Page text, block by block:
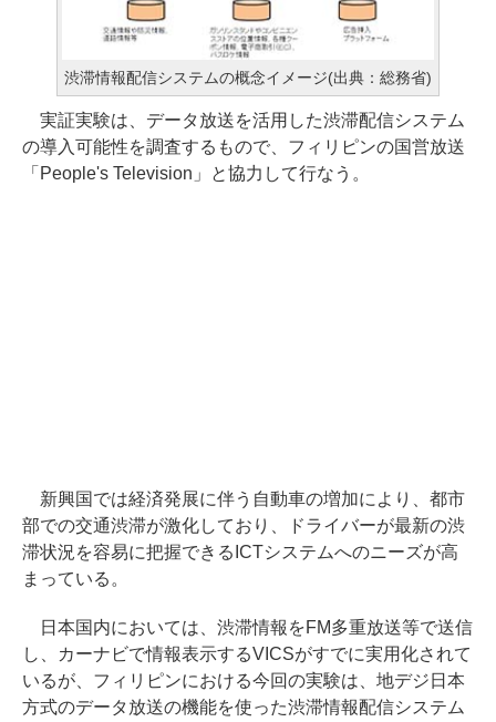
渋滞情報配信システムの概念イメージ(出典：総務省)
実証実験は、データ放送を活用した渋滞配信システム
の導入可能性を調査するもので、フィリピンの国営放送
「People's Television」と協力して行なう。
新興国では経済発展に伴う自動車の増加により、都市
部での交通渋滞が激化しており、ドライバーが最新の渋
滞状況を容易に把握できるICTシステムへのニーズが高
まっている。
日本国内においては、渋滞情報をFM多重放送等で送信
し、カーナビで情報表示するVICSがすでに実用化されて
いるが、フィリピンにおける今回の実験は、地デジ日本
方式のデータ放送の機能を使った渋滞情報配信システム